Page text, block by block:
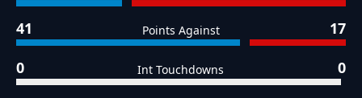
41 Points Against 17
0 Int Touchdowns 0